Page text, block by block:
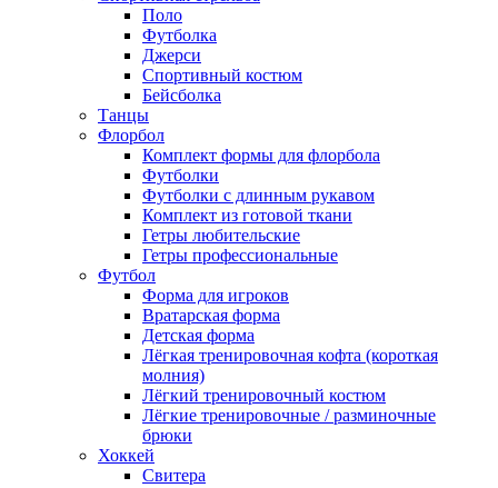
Поло
Футболка
Джерси
Спортивный костюм
Бейсболка
Танцы
Флорбол
Комплект формы для флорбола
Футболки
Футболки с длинным рукавом
Комплект из готовой ткани
Гетры любительские
Гетры профессиональные
Футбол
Форма для игроков
Вратарская форма
Детская форма
Лёгкая тренировочная кофта (короткая
молния)
Лёгкий тренировочный костюм
Лёгкие тренировочные / разминочные
брюки
Хоккей
Свитера